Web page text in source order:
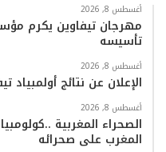
ك
أغسطس 8, 2026
تأسيسه
أغسطس 8, 2026
الإعلان عن نتائج أولمبياد
أغسطس 8, 2026
الصحراء المغربية
المغرب على صحرائه